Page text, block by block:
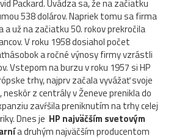
Packard. Uvádza sa, že na začiatku
538 dolárov. Napriek tomu sa firma
už na začiatku 50. rokov prekročila
V roku 1958 dosiahol počet
a ročné výnosy firmy vzrástli
Vstepom na burzu v roku 1957 si HP
trhy, najprv začala vyvážať svoje
neskôr z centrály v Ženeve prenikla do
zavŕšila preniknutím na trhy celej
Dnes je HP najväčším svetovým
a druhým najväčším producentom